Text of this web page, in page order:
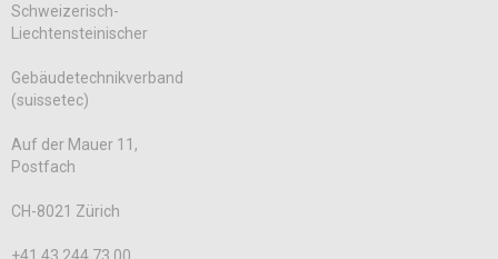
Schweizerisch-
Liechtensteinischer
Gebäudetechnikverband
(suissetec)
Auf der Mauer 11,
Postfach
CH-8021 Zürich